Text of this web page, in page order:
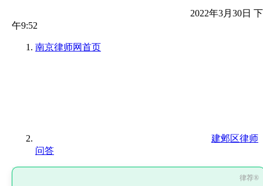
2022年3月30日 下
午9:52
南京律师网首页
建邺区律师
问答